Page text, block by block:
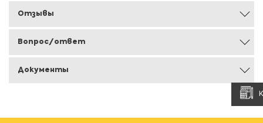
Отзывы
Вопрос/ответ
Документы